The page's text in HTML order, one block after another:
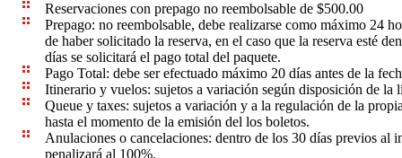
Reservaciones con prepago no reembolsable de $500.00
Prepago: no reembolsable, debe realizarse como máximo 24
de haber solicitado la reserva, en el caso que la reserva esté
días se solicitará el pago total del paquete.
Pago Total: debe ser efectuado máximo 20 días antes de la
Itinerario y vuelos: sujetos a variación según disposición de la
Queue y taxes: sujetos a variación y a la regulación de la
hasta el momento de la emisión del los boletos.
Anulaciones o cancelaciones: dentro de los 30 días previos al
penalizará al 100%.